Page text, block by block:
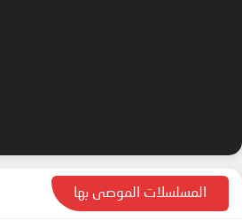
الحلقة 69
الحلقة 70المسلسلات الموصى بها